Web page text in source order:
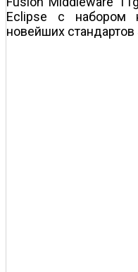
Eclipse с набором
новейших стандартов